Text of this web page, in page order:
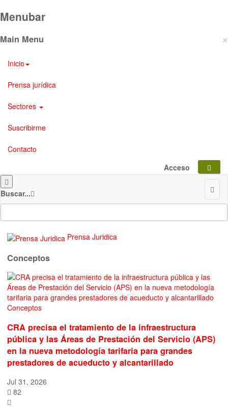
Menubar
×
Main Menu
Inicio
Prensa jurídica
Sectores
Suscribirme
Contacto
Acceso
Buscar...
Prensa Juridica
Conceptos
Conceptos
CRA precisa el tratamiento de la infraestructura
pública y las Áreas de Prestación del Servicio (APS)
en la nueva metodología tarifaria para grandes
prestadores de acueducto y alcantarillado
Jul 31, 2026
82